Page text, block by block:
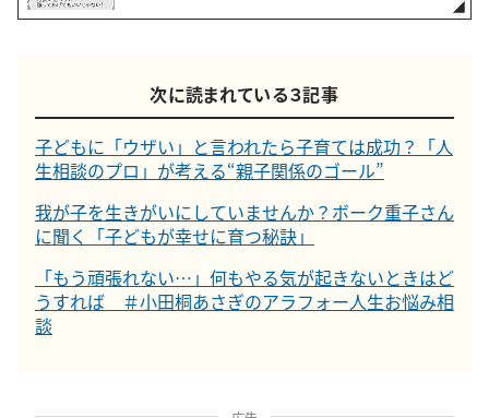
次に読まれている３記事
子どもに「ウザい」と言われたら子育ては成功？「人
生相談のプロ」が考える“親子関係のゴール”
我が子を生きがいにしていませんか？ボーク重子さん
に聞く「子どもが幸せに育つ秘訣」
「もう頑張れない…」何もやる気が起きないときはど
うすれば ＃小田桐あさぎのアラフォー人生お悩み相
談